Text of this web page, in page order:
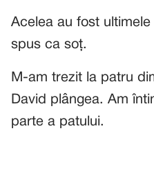
Acelea au fost
spus ca soț.
M-am trezit la patru
David plângea. Am
parte a patului.